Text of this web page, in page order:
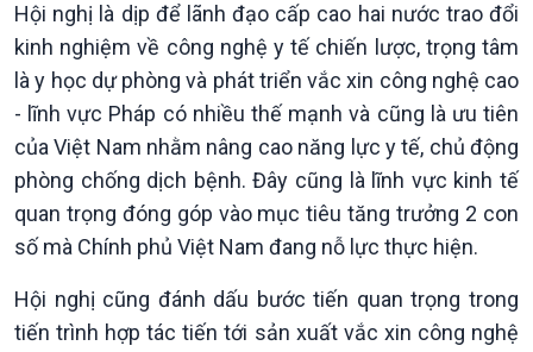
Bản tin
Chuyên mục
Theo dòng Thời sự
Hội nghị là dịp để lãnh đạo cấp cao hai nước trao đổi
kinh nghiệm về công nghệ y tế chiến lược, trọng tâm
là y học dự phòng và phát triển vắc xin công nghệ cao
- lĩnh vực Pháp có nhiều thế mạnh và cũng là ưu tiên
của Việt Nam nhằm nâng cao năng lực y tế, chủ động
phòng chống dịch bệnh. Đây cũng là lĩnh vực kinh tế
quan trọng đóng góp vào mục tiêu tăng trưởng 2 con
số mà Chính phủ Việt Nam đang nỗ lực thực hiện.
Hội nghị cũng đánh dấu bước tiến quan trọng trong
tiến trình hợp tác tiến tới sản xuất vắc xin công nghệ